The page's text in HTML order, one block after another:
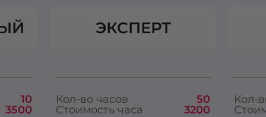
10
3500
ЭКСПЕРТ
Кол-во часов
50
Стоимость часа
3200
Кол-